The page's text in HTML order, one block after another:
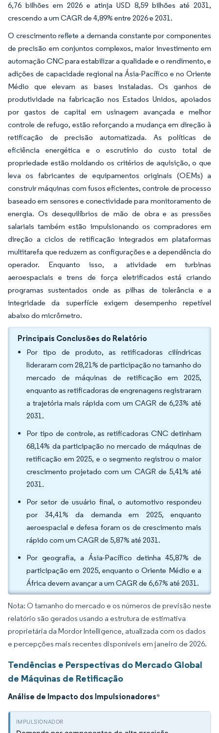
6,76 bilhões em 2026 e atinja USD 8,59 bilhões até 2031,
crescendo a um CAGR de 4,89% entre 2026 e 2031.
O crescimento reflete a demanda constante por componentes
de precisão em conjuntos complexos, maior investimento em
automação CNC para estabilizar a qualidade e o rendimento, e
adições de capacidade regional na Ásia-Pacífico e no Oriente
Médio que elevam as bases instaladas. Os ganhos de
produtividade na fabricação nos Estados Unidos, apoiados
por gastos de capital em usinagem avançada e melhor
controle de refugo, estão reforçando a mudança em direção à
retificação de precisão automatizada. As políticas de
eficiência energética e o escrutínio do custo total de
propriedade estão moldando os critérios de aquisição, o que
leva os fabricantes de equipamentos originais (OEMs) a
construir máquinas com fusos eficientes, controle de processo
baseado em sensores e conectividade para monitoramento de
energia. Os desequilíbrios de mão de obra e as pressões
salariais também estão impulsionando os compradores em
direção a ciclos de retificação integrados em plataformas
multitarefa que reduzem as configurações e a dependência do
operador. Enquanto isso, a atividade em turbinas
aeroespaciais e trens de força eletrificados está criando
programas sustentados onde as pilhas de tolerância e a
integridade da superfície exigem desempenho repetível
abaixo do micrômetro.
Principais Conclusões do Relatório
Por tipo de produto, as retificadoras cilíndricas
lideraram com 28,21% de participação no tamanho do
mercado de máquinas de retificação em 2025,
enquanto as retificadoras de engrenagens registraram
a trajetória mais rápida com um CAGR de 6,23% até
2031.
Por tipo de controle, as retificadoras CNC detinham
68,14% da participação no mercado de máquinas de
retificação em 2025, e o segmento registrou o maior
crescimento projetado com um CAGR de 5,41% até
2031.
Por setor de usuário final, o automotivo respondeu
por 34,41% da demanda em 2025, enquanto
aeroespacial e defesa foram os de crescimento mais
rápido com um CAGR de 5,87% até 2031.
Por geografia, a Ásia-Pacífico detinha 45,87% de
participação em 2025, enquanto o Oriente Médio e a
África devem avançar a um CAGR de 6,67% até 2031.
Nota: O tamanho do mercado e os números de previsão neste
relatório são gerados usando a estrutura de estimativa
proprietária da Mordor Intelligence, atualizada com os dados
e percepções mais recentes disponíveis em janeiro de 2026.
Tendências e Perspectivas do Mercado Global
de Máquinas de Retificação
Análise de Impacto dos Impulsionadores*